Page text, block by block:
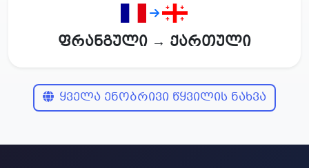
ფრანგული → ქართული
ყველა ენობრივი წყვილის ნახვა